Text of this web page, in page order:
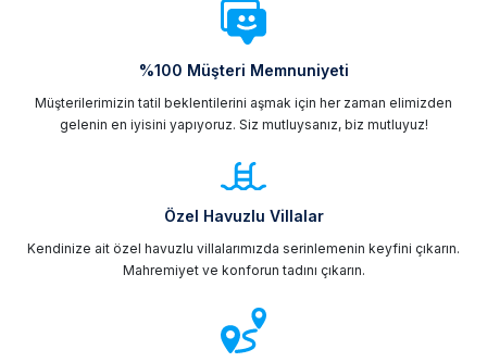
%100 Müşteri Memnuniyeti
Müşterilerimizin tatil beklentilerini aşmak için her zaman elimizden
gelenin en iyisini yapıyoruz. Siz mutluysanız, biz mutluyuz!
Özel Havuzlu Villalar
Kendinize ait özel havuzlu villalarımızda serinlemenin keyfini çıkarın.
Mahremiyet ve konforun tadını çıkarın.